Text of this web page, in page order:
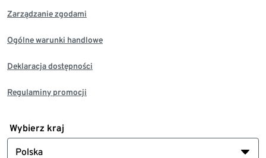
Zarządzanie zgodami
Ogólne warunki handlowe
Deklaracja dostępności
Regulaminy promocji
Wybierz kraj
Polska